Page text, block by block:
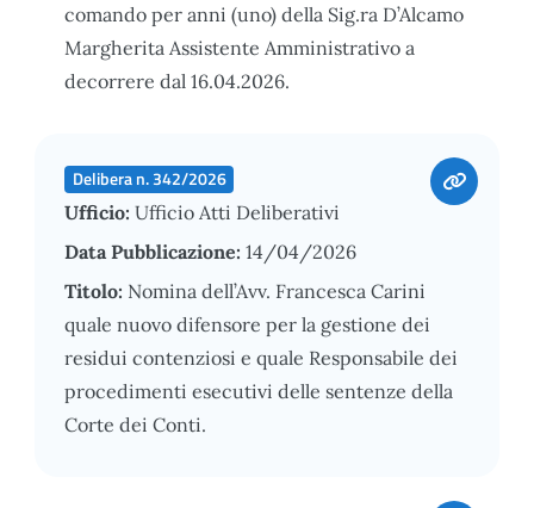
comando per anni (uno) della Sig.ra D’Alcamo
Margherita Assistente Amministrativo a
decorrere dal 16.04.2026.
Delibera n. 342/2026
Ufficio: Ufficio Atti Deliberativi
Data Pubblicazione: 14/04/2026
Titolo: Nomina dell’Avv. Francesca Carini
quale nuovo difensore per la gestione dei
residui contenziosi e quale Responsabile dei
procedimenti esecutivi delle sentenze della
Corte dei Conti.